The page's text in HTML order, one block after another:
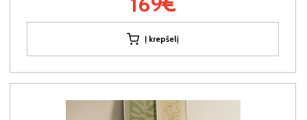
Į krepšelį